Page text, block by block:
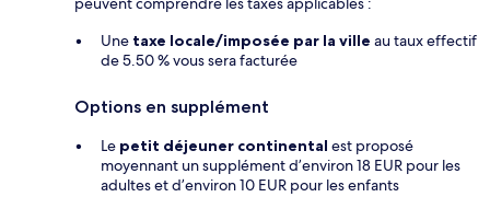
Une taxe locale/imposée par la ville au taux effectif
de 5.50 % vous sera facturée
Options en supplément
Le petit déjeuner continental est proposé
moyennant un supplément d’environ 18 EUR pour les
adultes et d’environ 10 EUR pour les enfants